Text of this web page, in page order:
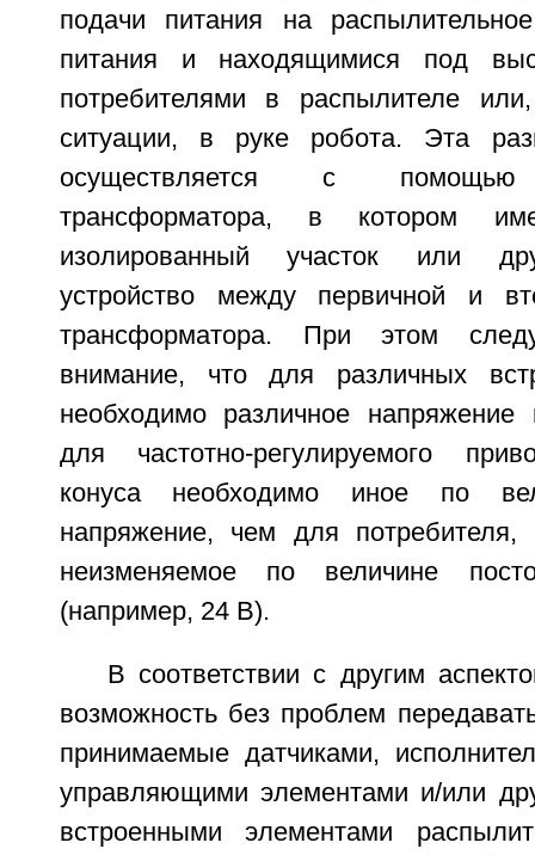
подачи питания на
питания и находящимися под
потребителями в распылителе
ситуации, в руке робота. Эта
осуществляется с помощью
трансформатора, в котором
изолированный участок или
устройство между первичной и
трансформатора. При этом
внимание, что для различных
необходимо различное напряжение
для частотно-регулируемого
конуса необходимо иное по
напряжение, чем для потребителя,
неизменяемое по величине
(например, 24 В).
В соответствии с другим
возможность без проблем
принимаемые датчиками,
управляющими элементами и/или
встроенными элементами